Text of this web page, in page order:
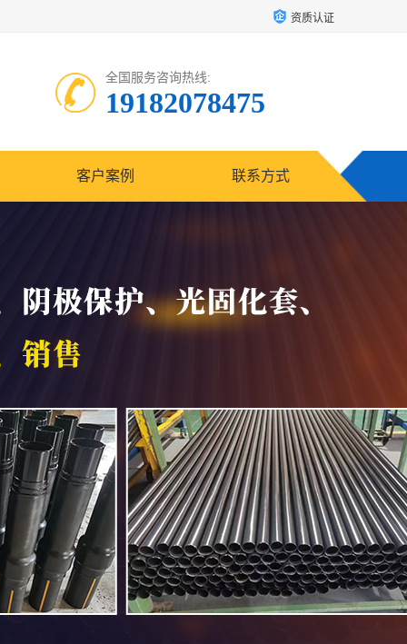
资质认证
全国服务咨询热线:
19182078475
客户案例 联系方式